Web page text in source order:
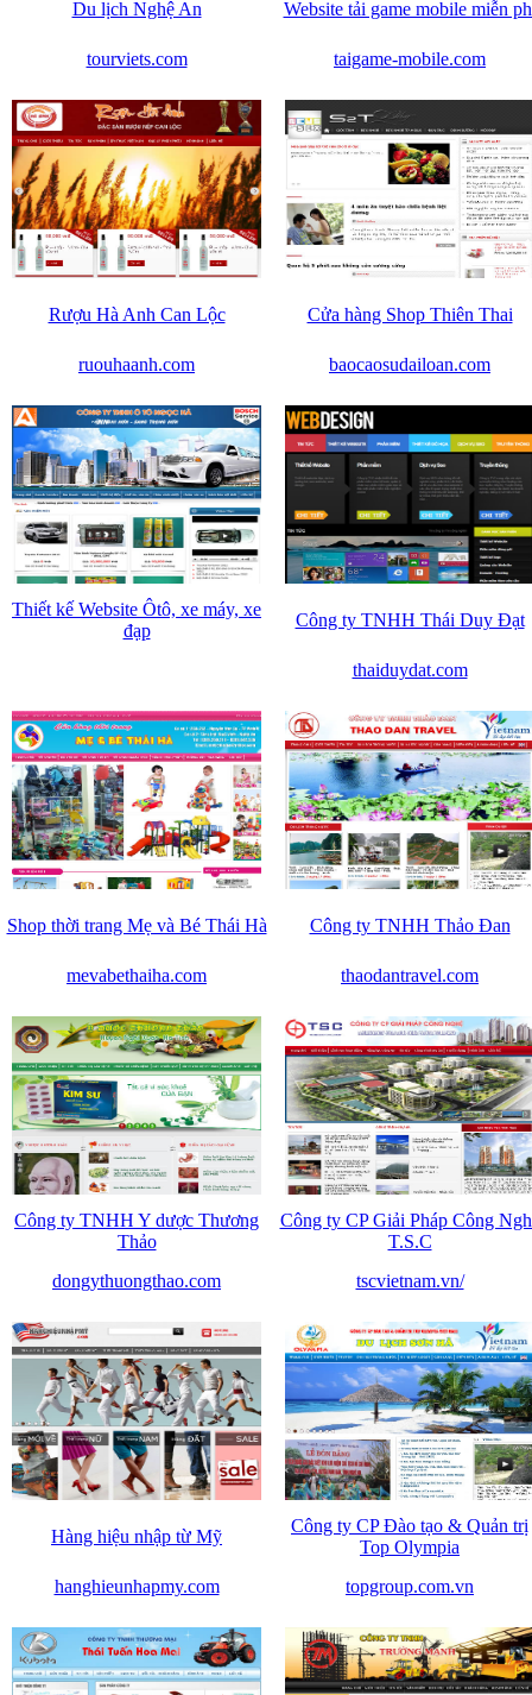
Du lịch Nghệ An
tourviets.com
Website tải game mobile miễn
taigame-mobile.com
Rượu Hà Anh Can Lộc
ruouhaanh.com
Cửa hàng Shop Thiên Thai
baocaosudailoan.com
Thiết kế Website Ôtô, xe máy, xe
đạp
Công ty TNHH Thái Duy Đạt
thaiduydat.com
Shop thời trang Mẹ và Bé Thái Hà
mevabethaiha.com
Công ty TNHH Thảo Đan
thaodantravel.com
Công ty TNHH Y dược Thương
Thảo
dongythuongthao.com
Công ty CP Giải Pháp Công
T.S.C
tscvietnam.vn/
Hàng hiệu nhập từ Mỹ
hanghieunhapmy.com
Công ty CP Đào tạo & Quản trị
Top Olympia
topgroup.com.vn